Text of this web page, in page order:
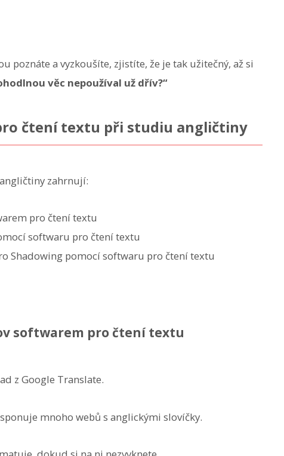
poznáte a vyzkoušíte, zjistíte, že je tak užitečný, až si
věc nepoužíval už dřív?“
čtení textu při studiu angličtiny
zahrnují:
pro čtení textu
softwaru pro čtení textu
Shadowing pomocí softwaru pro čtení textu
softwarem pro čtení textu
z Google Translate.
mnoho webů s anglickými slovíčky.